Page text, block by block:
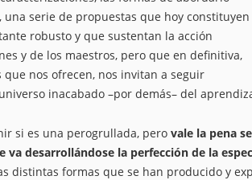
una serie de propuestas que hoy constituyen
robusto y que sustentan la acción
y de los maestros, pero que en definitiva,
nos ofrecen, nos invitan a seguir
inacabado –por demás– del
si es una perogrullada, pero vale la pena
va desarrollándose la perfección de la
distintas formas que se han producido y